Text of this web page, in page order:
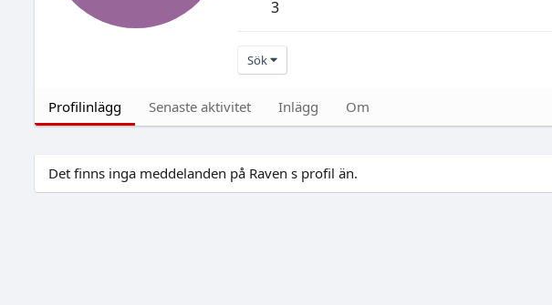
3
Sök
Profilinlägg Senaste aktivitet Inlägg Om
Det finns inga meddelanden på Raven s profil än.